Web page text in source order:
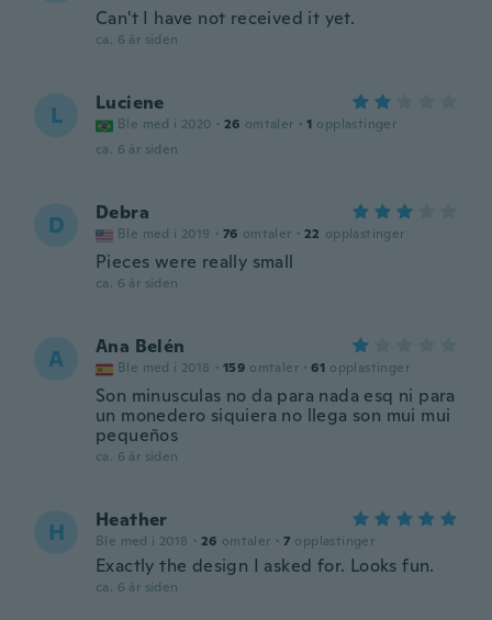
Can't I have not received it yet.
ca. 6 år siden
L Luciene
Ble med i 2020 · 26 omtaler · 1 opplastinger
ca. 6 år siden
D Debra
Ble med i 2019 · 76 omtaler · 22 opplastinger
Pieces were really small
ca. 6 år siden
A Ana Belén
Ble med i 2018 · 159 omtaler · 61 opplastinger
Son minusculas no da para nada esq ni para
un monedero siquiera no llega son mui mui
pequeños
ca. 6 år siden
H Heather
Ble med i 2018 · 26 omtaler · 7 opplastinger
Exactly the design I asked for. Looks fun.
ca. 6 år siden